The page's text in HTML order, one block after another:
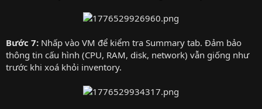
Bước 7: Nhấp vào VM để kiểm tra Summary tab. Đảm bảo
thông tin cấu hình (CPU, RAM, disk, network) vẫn giống như
trước khi xoá khỏi inventory.